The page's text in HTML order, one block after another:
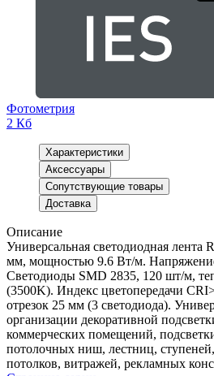
Фотометрия
2 Кб
Характеристики
Аксессуары
Сопутствующие товары
Доставка
Описание
Универсальная светодиодная
мм, мощностью 9.6 Вт/м.
Светодиоды SMD 2835, 120 шт/м,
(3500K). Индекс цветопередачи
отрезок 25 мм (3 светодиода).
организации декоративной
коммерческих помещений,
потолочных ниш, лестниц,
потолков, витражей, рекламных